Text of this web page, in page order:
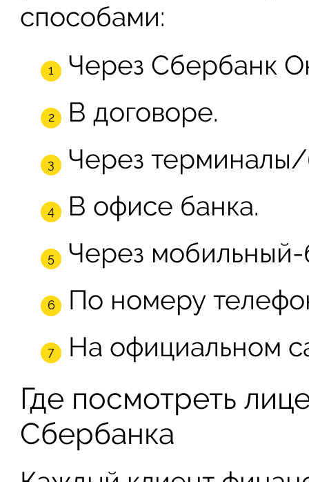
способами:
Через Сбербанк
В договоре.
Через
В офисе банка.
Через мобильный-
По номеру
На официальном
Где посмотреть
Сбербанка